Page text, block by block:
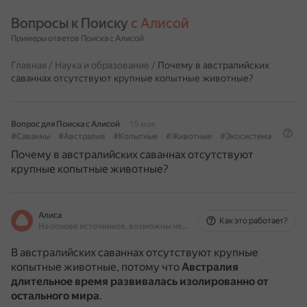
Вопросы к Поиску с Алисой
Примеры ответов Поиска с Алисой
Главная / Наука и образование / Почему в австралийских
саваннах отсутствуют крупные копытные животные?
Вопрос для Поиска с Алисой
15 мая
#Саванны
#Австралия #Копытные #Животные #Экосистема
Почему в австралийских саваннах отсутствуют
крупные копытные животные?
Алиса
На основе источников, возможны неточности
Как это работает?
В австралийских саваннах отсутствуют крупные
копытные животные, потому чтоАвстралия
длительное время развивалась изолированно от
остального мира.